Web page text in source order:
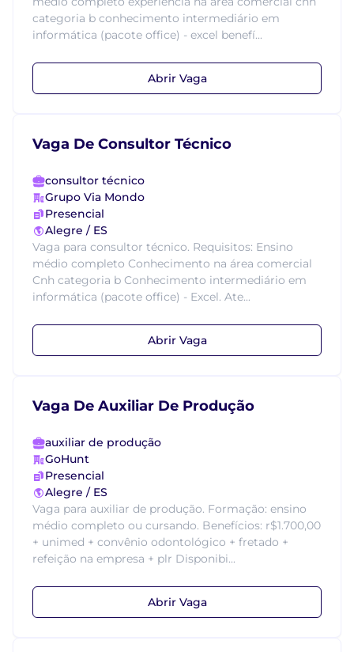
categoria b conhecimento intermediário em
informática (pacote office) - excel benefí...
Abrir Vaga
Vaga De Consultor Técnico
consultor técnico
Grupo Via Mondo
Presencial
Alegre / ES
Vaga para consultor técnico. Requisitos: Ensino
médio completo Conhecimento na área comercial
Cnh categoria b Conhecimento intermediário em
informática (pacote office) - Excel. Ate...
Abrir Vaga
Vaga De Auxiliar De Produção
auxiliar de produção
GoHunt
Presencial
Alegre / ES
Vaga para auxiliar de produção. Formação: ensino
médio completo ou cursando. Benefícios: r$1.700,00
+ unimed + convênio odontológico + fretado +
refeição na empresa + plr Disponibi...
Abrir Vaga